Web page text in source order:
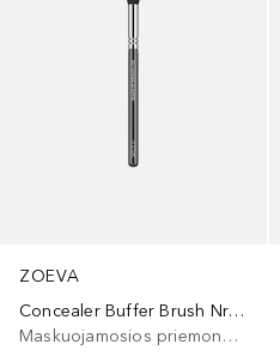
ZOEVA
Concealer Buffer Brush Nr.142
Maskuojamosios priemonės šepetėlis